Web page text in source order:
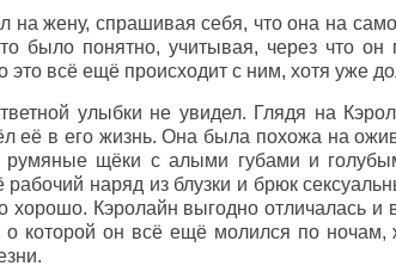
на жену, спрашивая себя, что она на
было понятно, учитывая, через что
это всё ещё происходит с ним, хотя уже
улыбки не увидел. Глядя на
её в его жизнь. Она была похожа на
румяные щёки с алыми губами и
наряд из блузки и брюк
хорошо. Кэролайн выгодно отличалась и
которой он всё ещё молился по ночам,